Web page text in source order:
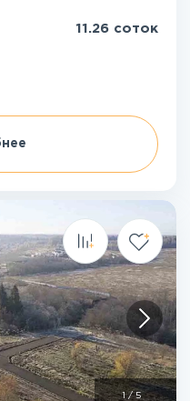
11.26 соток
1/5